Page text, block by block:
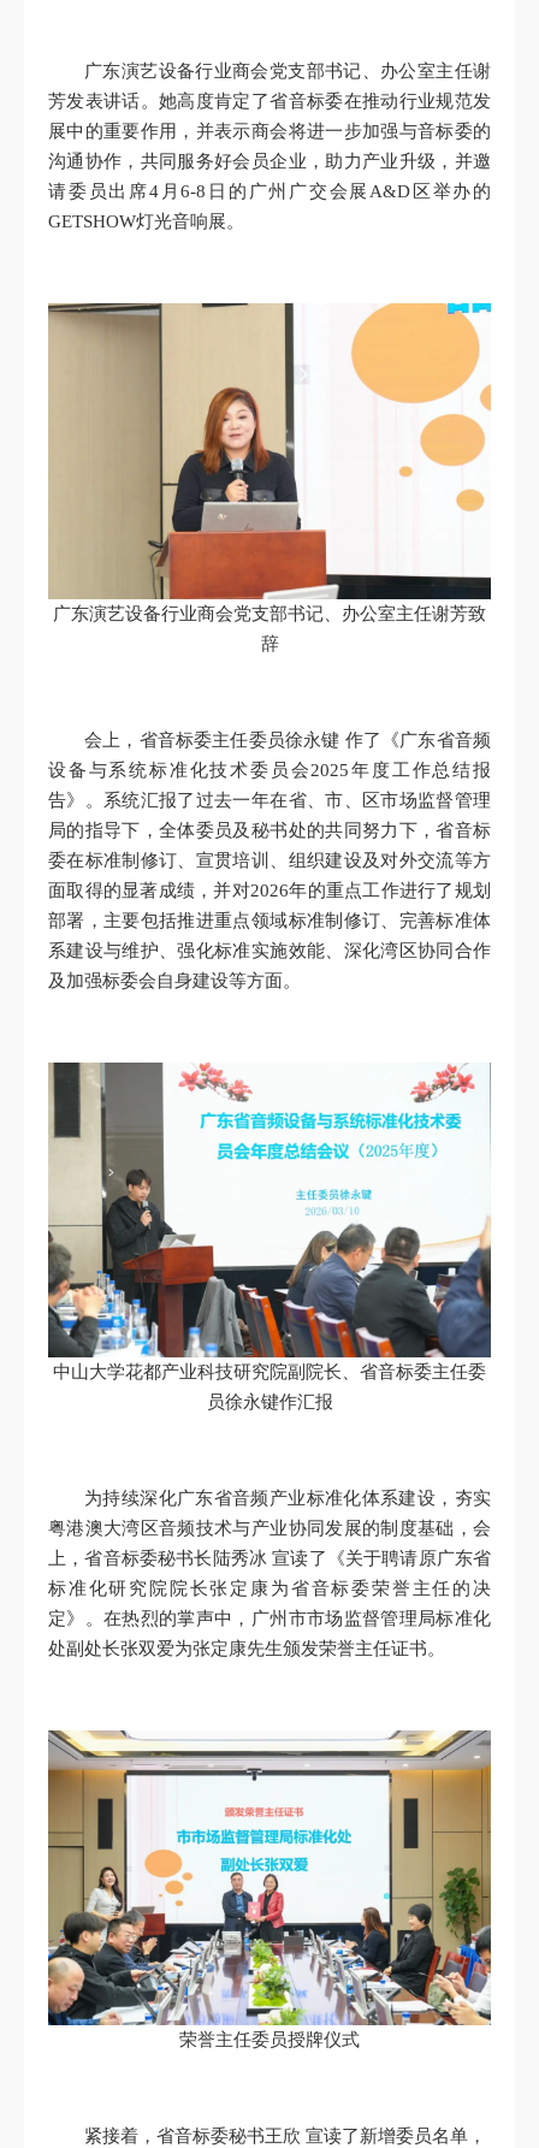
广东演艺设备行业商会党支部书记、办公室主任谢
芳发表讲话。她高度肯定了省音标委在推动行业规范发
展中的重要作用，并表示商会将进一步加强与音标委的
沟通协作，共同服务好会员企业，助力产业升级，并邀
请委员出席4月6-8日的广州广交会展A&D区举办的
GETSHOW灯光音响展。
广东演艺设备行业商会党支部书记、办公室主任谢芳致
辞
会上，省音标委主任委员徐永键 作了《广东省音频
设备与系统标准化技术委员会2025年度工作总结报
告》。系统汇报了过去一年在省、市、区市场监督管理
局的指导下，全体委员及秘书处的共同努力下，省音标
委在标准制修订、宣贯培训、组织建设及对外交流等方
面取得的显著成绩，并对2026年的重点工作进行了规划
部署，主要包括推进重点领域标准制修订、完善标准体
系建设与维护、强化标准实施效能、深化湾区协同合作
及加强标委会自身建设等方面。
中山大学花都产业科技研究院副院长、省音标委主任委
员徐永键作汇报
为持续深化广东省音频产业标准化体系建设，夯实
粤港澳大湾区音频技术与产业协同发展的制度基础，会
上，省音标委秘书长陆秀冰 宣读了《关于聘请原广东省
标准化研究院院长张定康为省音标委荣誉主任的决
定》。在热烈的掌声中，广州市市场监督管理局标准化
处副处长张双爱为张定康先生颁发荣誉主任证书。
荣誉主任委员授牌仪式
紧接着，省音标委秘书王欣 宣读了新增委员名单，